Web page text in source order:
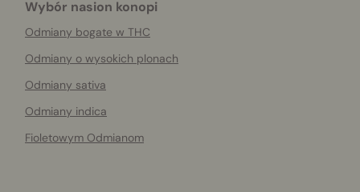
Wybór nasion konopi
Odmiany bogate w THC
Odmiany o wysokich plonach
Odmiany sativa
Odmiany indica
Fioletowym Odmianom